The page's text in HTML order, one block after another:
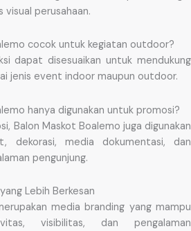
perusahaan.
cocok untuk kegiatan outdoor?
dapat disesuaikan untuk mendukung
jenis event indoor maupun outdoor.
hanya digunakan untuk promosi?
Balon Maskot Boalemo juga digunakan
dekorasi, media dokumentasi, dan
pengunjung.
Lebih Berkesan
media branding yang mampu
visibilitas, dan pengalaman